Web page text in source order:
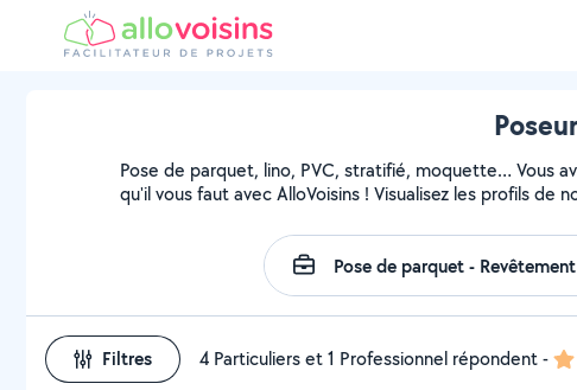
Pose de parquet, lino, PVC, stratifié, moquette… Vous
qu'il vous faut avec AlloVoisins ! Visualisez les profils de
Filtres 4 Particuliers et 1 Professionnel répondent-